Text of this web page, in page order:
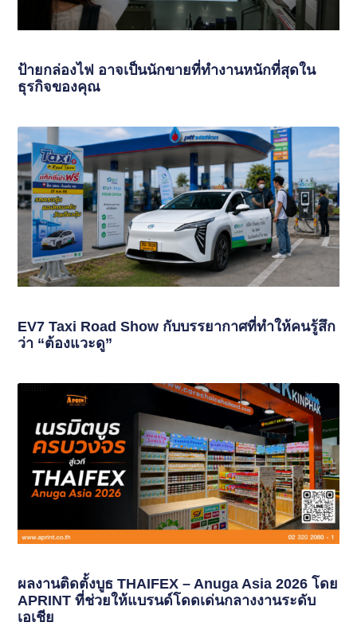
ป้ายกล่องไฟ อาจเป็นนักขายที่ทำงานหนักที่สุดใน
ธุรกิจของคุณ
EV7 Taxi Road Show กับบรรยากาศที่ทำให้คนรู้สึก
ว่า “ต้องแวะดู”
ผลงานติดตั้งบูธ THAIFEX – Anuga Asia 2026 โดย
APRINT ที่ช่วยให้แบรนด์โดดเด่นกลางงานระดับ
เอเชีย